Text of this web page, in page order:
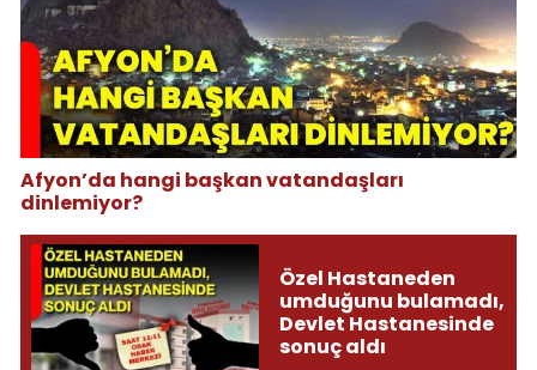
Afyon’da hangi başkan vatandaşları
dinlemiyor?
Özel Hastaneden
umduğunu bulamadı,
Devlet Hastanesinde
sonuç aldı